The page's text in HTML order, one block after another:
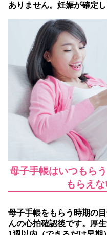
ありません。妊娠が確定
母子手帳はいつもら
もらえ
母子手帳をもらう時期の
んの心拍確認後です。 厚